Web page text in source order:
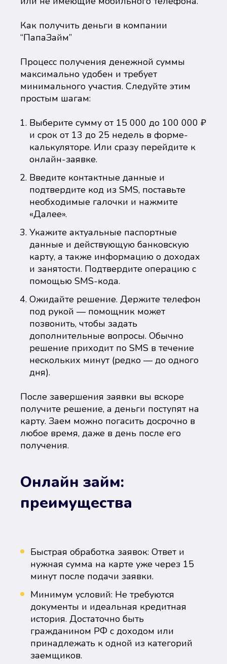
Как получить деньги в компании
“ПапаЗайм”
Процесс получения денежной суммы
максимально удобен и требует
минимального участия. Следуйте этим
простым шагам:
Выберите сумму от 15 000 до 100 000 ₽
и срок от 13 до 25 недель в форме-
калькуляторе. Или сразу перейдите к
онлайн-заявке.
Введите контактные данные и
подтвердите код из SMS, поставьте
необходимые галочки и нажмите
«Далее».
Укажите актуальные паспортные
данные и действующую банковскую
карту, а также информацию о доходах
и занятости. Подтвердите операцию с
помощью SMS-кода.
Ожидайте решение. Держите телефон
под рукой — помощник может
позвонить, чтобы задать
дополнительные вопросы. Обычно
решение приходит по SMS в течение
нескольких минут (редко — до одного
дня).
После завершения заявки вы вскоре
получите решение, а деньги поступят на
карту. Заем можно погасить досрочно в
любое время, даже в день после его
получения.
Онлайн займ:
преимущества
Быстрая обработка заявок: Ответ и
нужная сумма на карте уже через 15
минут после подачи заявки.
Минимум условий: Не требуются
документы и идеальная кредитная
история. Достаточно быть
гражданином РФ с доходом или
принадлежать к одной из категорий
заемщиков.